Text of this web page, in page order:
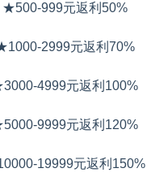
★500-999元返利50%
2999元返利70%
4999元返利100%
9999元返利120%
19999元返利150%